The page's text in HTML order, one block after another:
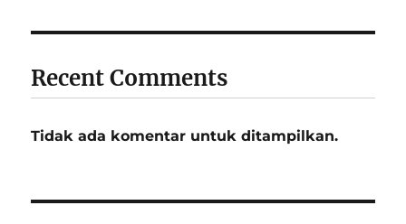
Recent Comments
Tidak ada komentar untuk ditampilkan.